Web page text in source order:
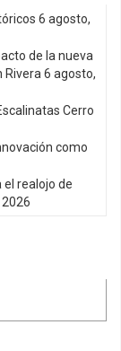
6 agosto,
de la nueva
Rivera 6 agosto,
Cerro
como
realojo de